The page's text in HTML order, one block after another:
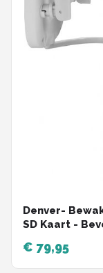
Denver-
SD Kaart -
€ 79,95